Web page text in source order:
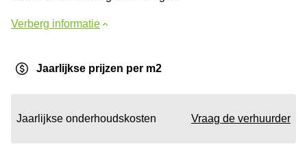
Verberg informatie
Jaarlijkse prijzen per m2
Jaarlijkse onderhoudskosten Vraag de verhuurder